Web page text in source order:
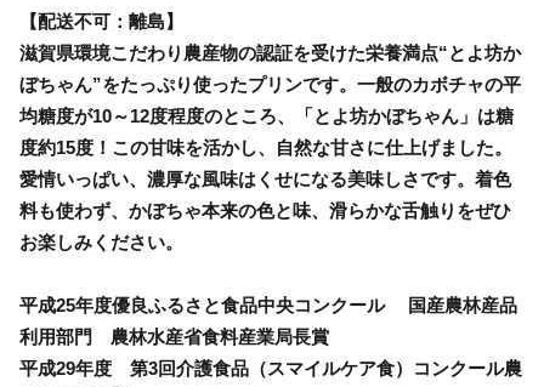
【配送不可：離島】
滋賀県環境こだわり農産物の認証を受けた栄養満点“とよ坊か
ぼちゃん”をたっぷり使ったプリンです。一般のカボチャの平
均糖度が10～12度程度のところ、「とよ坊かぼちゃん」は糖
度約15度！この甘味を活かし、自然な甘さに仕上げました。
愛情いっぱい、濃厚な風味はくせになる美味しさです。着色
料も使わず、かぼちゃ本来の色と味、滑らかな舌触りをぜひ
お楽しみください。
平成25年度優良ふるさと食品中央コンクール 国産農林産品
利用部門 農林水産省食料産業局長賞
平成29年度 第3回介護食品（スマイルケア食）コンクール農